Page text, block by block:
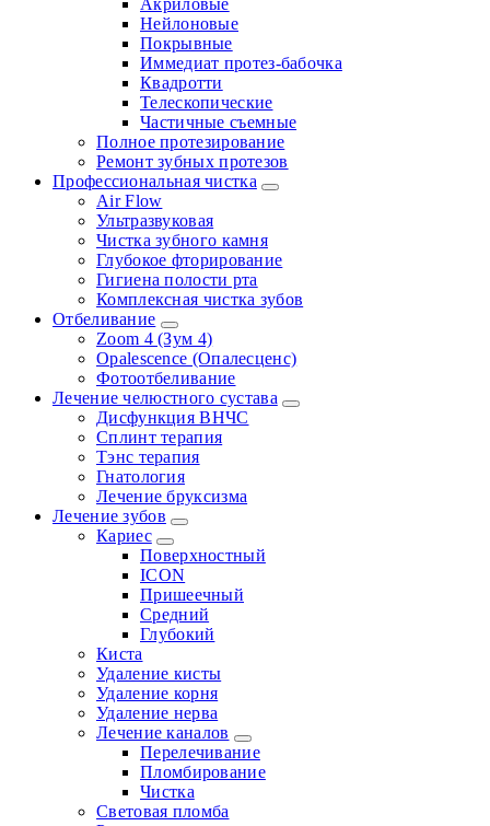
Акриловые
Нейлоновые
Покрывные
Иммедиат протез-бабочка
Квадротти
Телескопические
Частичные съемные
Полное протезирование
Ремонт зубных протезов
Профессиональная чистка
Air Flow
Ультразвуковая
Чистка зубного камня
Глубокое фторирование
Гигиена полости рта
Комплексная чистка зубов
Отбеливание
Zoom 4 (Зум 4)
Opalescence (Опалесценс)
Фотоотбеливание
Лечение челюстного сустава
Дисфункция ВНЧС
Сплинт терапия
Тэнс терапия
Гнатология
Лечение бруксизма
Лечение зубов
Кариес
Поверхностный
ICON
Пришеечный
Средний
Глубокий
Киста
Удаление кисты
Удаление корня
Удаление нерва
Лечение каналов
Перелечивание
Пломбирование
Чистка
Световая пломба